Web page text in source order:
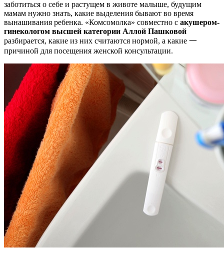
заботиться о себе и растущем в животе малыше, будущим
мамам нужно знать, какие выделения бывают во время
вынашивания ребенка. «Комсомолка» совместно с акушером-
гинекологом высшей категории Аллой Пашковой
разбирается, какие из них считаются нормой, а какие 一
причиной для посещения женской консультации.